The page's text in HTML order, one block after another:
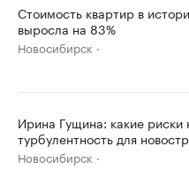
Стоимость квартир в
выросла на 83%
Новосибирск
Ирина Гущина: какие риски
турбулентность для
Новосибирск